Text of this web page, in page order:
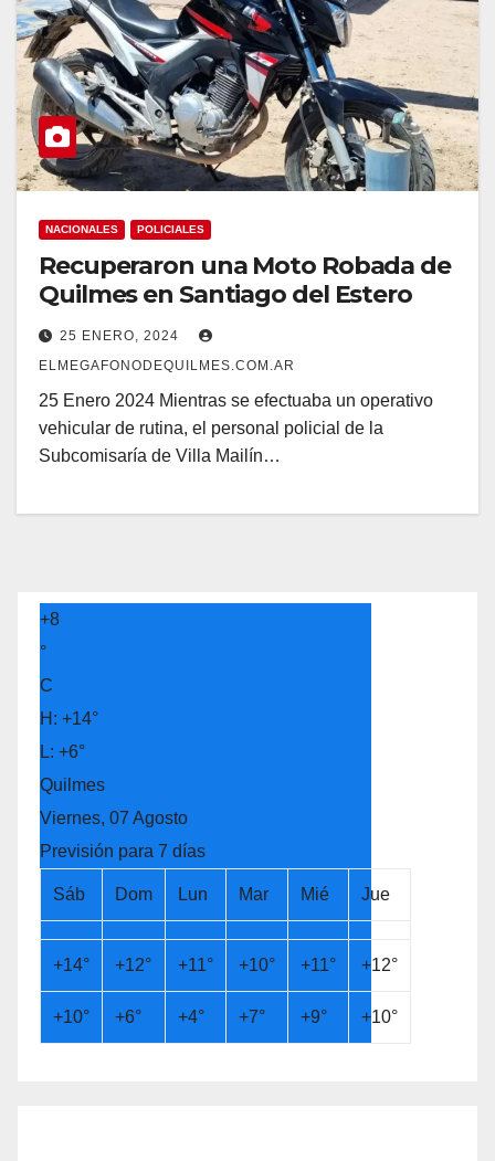
NACIONALES POLICIALES
Recuperaron una Moto Robada de
Quilmes en Santiago del Estero
25 ENERO, 2024
ELMEGAFONODEQUILMES.COM.AR
25 Enero 2024 Mientras se efectuaba un operativo
vehicular de rutina, el personal policial de la
Subcomisaría de Villa Mailín…
+8
°
C
H: +14°
L: +6°
Quilmes
Viernes, 07 Agosto
Previsión para 7 días
Sáb Dom Lun Mar Mié Jue
+14° +12° +11° +10° +11° +12°
+10° +6° +4° +7° +9° +10°